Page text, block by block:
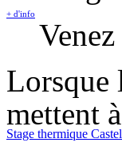
+ d'info
Lorsque
mettent
Stage thermique